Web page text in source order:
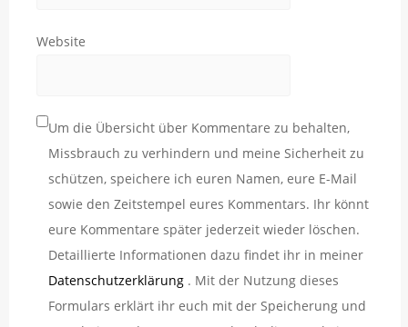
Website
Um die Übersicht über Kommentare zu behalten,
Missbrauch zu verhindern und meine Sicherheit zu
schützen, speichere ich euren Namen, eure E-Mail
sowie den Zeitstempel eures Kommentars. Ihr könnt
eure Kommentare später jederzeit wieder löschen.
Detaillierte Informationen dazu findet ihr in meiner
Datenschutzerklärung . Mit der Nutzung dieses
Formulars erklärt ihr euch mit der Speicherung und